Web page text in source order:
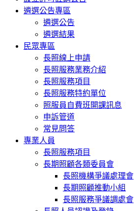
遴選公告專區
遴選公告
遴選結果
民眾專區
長照線上申請
長照服務業務介紹
長照服務項目
長照服務特約單位
照服員自費班開課訊息
申訴管道
常見問答
專業人員
長照服務項目
長期照顧各類委員會
長照機構爭議處理會
長期照顧推動小組
長照服務爭議調處會